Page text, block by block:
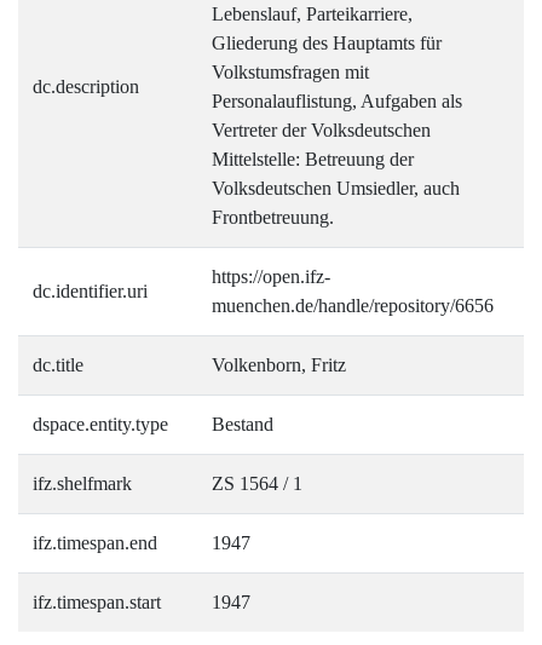
dc.description
Lebenslauf, Parteikarriere,
Gliederung des Hauptamts für
Volkstumsfragen mit
Personalauflistung, Aufgaben als
Vertreter der Volksdeutschen
Mittelstelle: Betreuung der
Volksdeutschen Umsiedler, auch
Frontbetreuung.
dc.identifier.uri
https://open.ifz-
muenchen.de/handle/repository/6656
dc.title Volkenborn, Fritz
dspace.entity.type Bestand
ifz.shelfmark ZS 1564 / 1
ifz.timespan.end 1947
ifz.timespan.start 1947